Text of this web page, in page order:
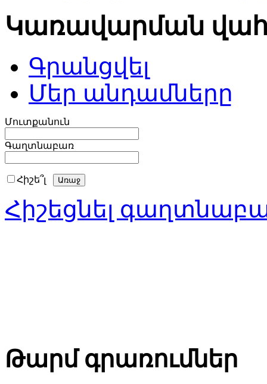
Կառավարման
Գրանցվել
Մեր անդամները
Մուտքանուն
Գաղտնաբառ
Հիշե՞լ
Հիշեցնել
Թարմ գրառումներ